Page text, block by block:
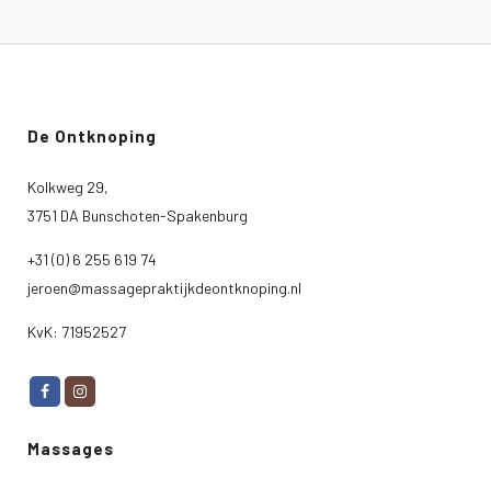
De Ontknoping
Kolkweg 29,
3751 DA Bunschoten-Spakenburg
+31 (0) 6 255 619 74
jeroen@massagepraktijkdeontknoping.nl
KvK: 71952527
Massages